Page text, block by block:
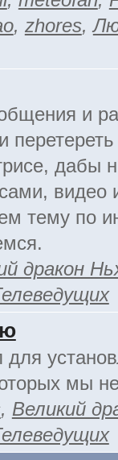
, zhores,
и
дабы
видео
тему по
дракон
для
мы
, Великий